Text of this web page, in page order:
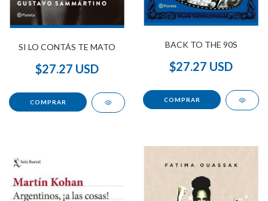
SI LO CONTÁS TE MATO
$27.27 USD
BACK TO THE 90S
$27.27 USD